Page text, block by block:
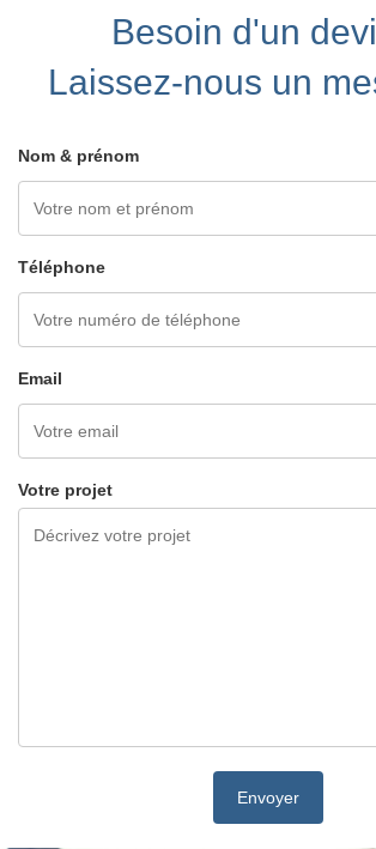
Besoin d'un
Laissez-nous un
Nom & prénom
Téléphone
Email
Votre projet